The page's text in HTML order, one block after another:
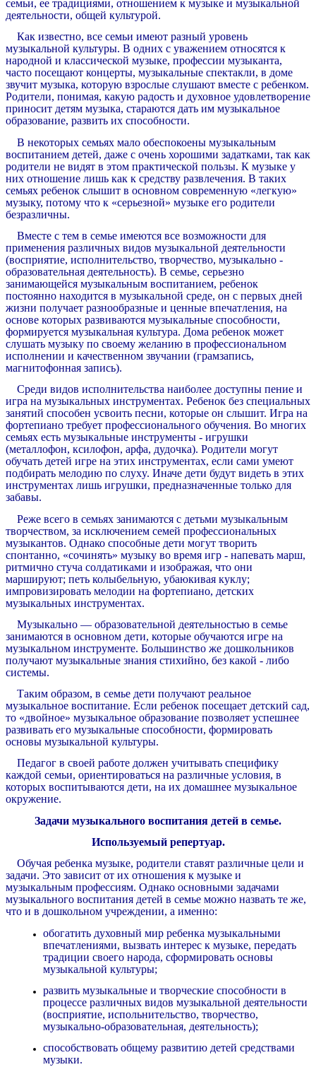
семьи, ее традициями, отношением к музыке и музыкальной
деятельности, общей культурой.
Как известно, все семьи имеют разный уровень
музыкальной культуры. В одних с уважением относятся к
народной и классической музыке, профессии музыканта,
часто посещают концерты, музыкальные спектакли, в доме
звучит музыка, которую взрослые слушают вместе с ребенком.
Родители, понимая, какую радость и духовное удовлетворение
приносит детям музыка, стараются дать им музыкальное
образование, развить их способности.
В некоторых семьях мало обеспокоены музыкальным
воспитанием детей, даже с очень хорошими задатками, так как
родители не видят в этом практической пользы. К музыке у
них отношение лишь как к средству развлечения. В таких
семьях ребенок слышит в основном современную «легкую»
музыку, потому что к «серьезной» музыке его родители
безразличны.
Вместе с тем в семье имеются все возможности для
применения различных видов музыкальной деятельности
(восприятие, исполнительство, творчество, музыкально -
образовательная деятельность). В семье, серьезно
занимающейся музыкальным воспитанием, ребенок
постоянно находится в музыкальной среде, он с первых дней
жизни получает разнообразные и ценные впечатления, на
основе которых развиваются музыкальные способности,
формируется музыкальная культура. Дома ребенок может
слушать музыку по своему желанию в профессиональном
исполнении и качественном звучании (грамзапись,
магнитофонная запись).
Среди видов исполнительства наиболее доступны пение и
игра на музыкальных инструментах. Ребенок без специальных
занятий способен усвоить песни, которые он слышит. Игра на
фортепиано требует профессионального обучения. Во многих
семьях есть музыкальные инструменты - игрушки
(металлофон, ксилофон, арфа, дудочка). Родители могут
обучать детей игре на этих инструментах, если сами умеют
подбирать мелодию по слyxy. Иначе дети будут видеть в этих
инструментах лишь игрушки, предназначенные только для
забавы.
Реже всего в семьях занимаются с детьми музыкальным
творчеством, за исключением семей профессиональных
музыкантов. Однако способные дети могут творить
спонтанно, «сочинять» музыку во время игр - напевать марш,
ритмично стуча солдатиками и изображая, что они
маршируют; петь колыбельную, убаюкивая куклу;
импровизировать мелодии на фортепиано, детских
музыкальных инструментах.
Музыкально — образовательной деятельностью в семье
занимаются в основном дети, которые обучаются игре на
музыкальном инструменте. Большинство же дошкольников
получают музыкальные знания стихийно, без какой - либо
системы.
Таким образом, в семье дети получают реальное
музыкальное воспитание. Если ребенок посещает детский сад,
то «двойное» музыкальное образование позволяет успешнее
развивать его музыкальные способности, формировать
основы музыкальной культуры.
Педагог в своей работе должен учитывать специфику
каждой семьи, ориентироваться на различные условия, в
которых воспитываются дети, на их домашнее музыкальное
окружение.
Задачи музыкального воспитания детей в семье.
Используемый репертуар.
Обучая ребенка музыке, родители ставят различные цели и
задачи. Это зависит от их отношения к музыке и
музыкальным профессиям. Однако основными задачами
музыкального воспитания детей в семье можно назвать те же,
что и в дошкольном учреждении, а именно:
обогатить духовный мир ребенка музыкальными
впечатлениями, вызвать интерес к музыке, передать
традиции своего народа, сформировать основы
музыкальной культуры;
развить музыкальные и творческие способности в
процессе различных видов музыкальной деятельности
(восприятие, испольнительство, творчество,
музыкально-образовательная, деятельность);
способствовать общему развитию детей средствами
музыки.